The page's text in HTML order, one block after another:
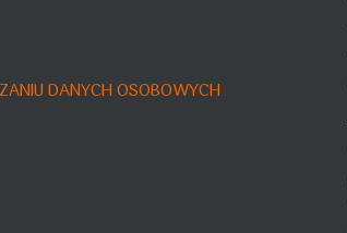
DANYCH OSOBOWYCH